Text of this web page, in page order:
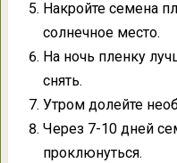
Накройте семена
солнечное место.
На ночь пленку
снять.
Утром долейте
Через 7-10 дней
проклюнуться.